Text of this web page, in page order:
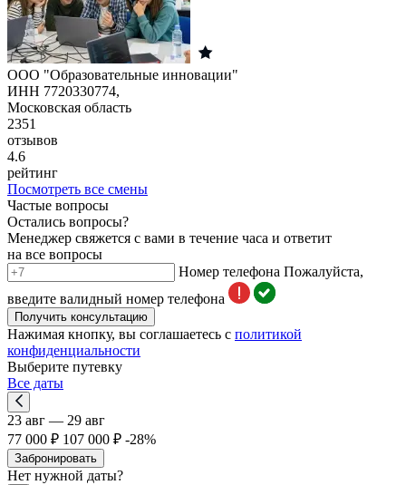
ООО "Образовательные инновации"
ИНН 7720330774,
Московская область
2351
отзывов
4.6
рейтинг
Посмотреть все смены
Частые вопросы
Остались вопросы?
Менеджер свяжется с вами в течение часа и ответит
на все вопросы
Номер телефона Пожалуйста,
введите валидный номер телефона
Получить консультацию
Нажимая кнопку, вы соглашаетесь с политикой
конфиденциальности
Выберите путевку
Все даты
23 авг — 29 авг
77 000 ₽ 107 000 ₽ -28%
Забронировать
Нет нужной даты?